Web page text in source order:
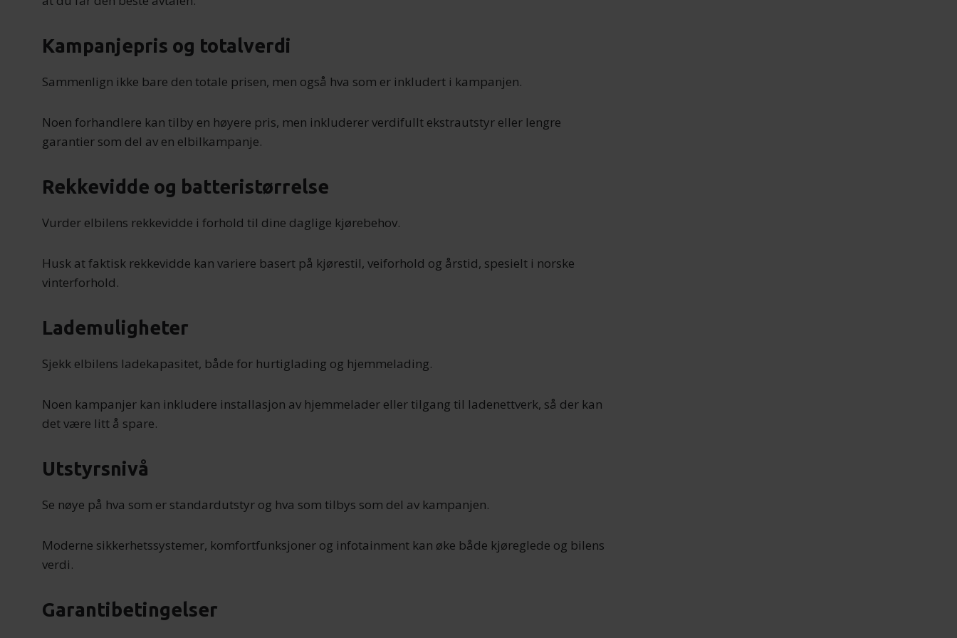
Kampanjepris og totalverdi
Sammenlign ikke bare den totale prisen, men også hva som er inkludert i kampanjen.
Noen forhandlere kan tilby en høyere pris, men inkluderer verdifullt ekstrautstyr eller lengre
garantier som del av en elbilkampanje.
Rekkevidde og batteristørrelse
Vurder elbilens rekkevidde i forhold til dine daglige kjørebehov.
Husk at faktisk rekkevidde kan variere basert på kjørestil, veiforhold og årstid, spesielt i norske
vinterforhold.
Lademuligheter
Sjekk elbilens ladekapasitet, både for hurtiglading og hjemmelading.
Noen kampanjer kan inkludere installasjon av hjemmelader eller tilgang til ladenettverk, så der kan
det være litt å spare.
Utstyrsnivå
Se nøye på hva som er standardutstyr og hva som tilbys som del av kampanjen.
Moderne sikkerhetssystemer, komfortfunksjoner og infotainment kan øke både kjøreglede og bilens
verdi.
Garantibetingelser